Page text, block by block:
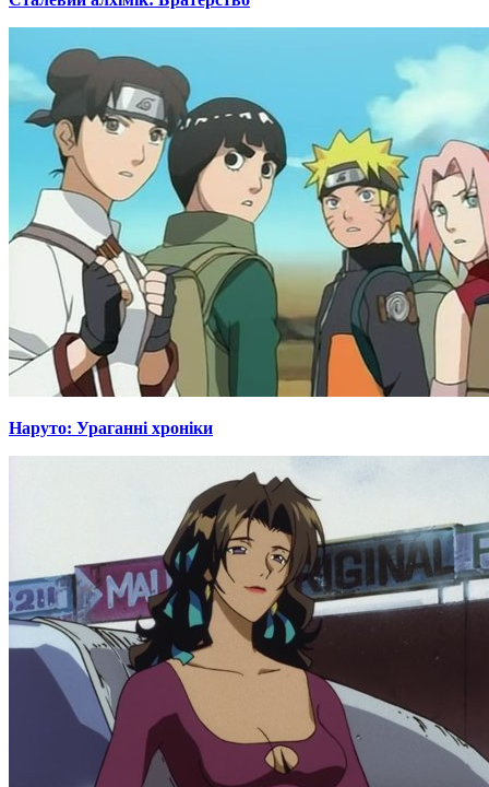
Наруто: Ураганні хроніки